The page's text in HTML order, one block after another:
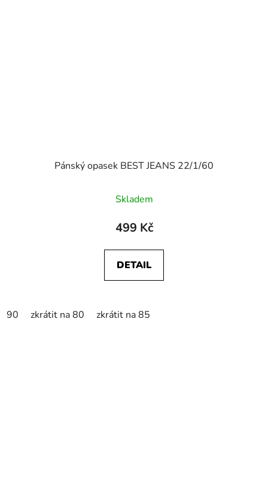
Pánský opasek BEST JEANS 22/1/60
Skladem
499 Kč
DETAIL
90 zkrátit na 80 zkrátit na 85